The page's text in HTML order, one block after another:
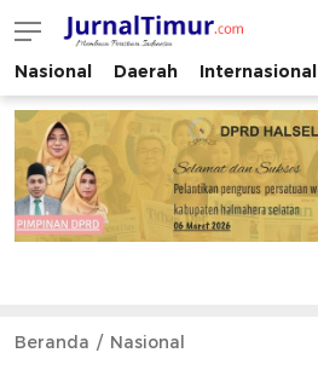
JurnalTimur.com
Membaca Peristiwa Indonesia
Nasional Daerah Internasional
Beranda Nasional